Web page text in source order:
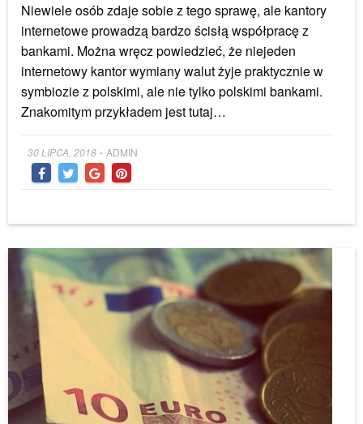
Niewiele osób zdaje sobie z tego sprawę, ale kantory
internetowe prowadzą bardzo ścisłą współpracę z
bankami. Można wręcz powiedzieć, że niejeden
internetowy kantor wymiany walut żyje praktycznie w
symbiozie z polskimi, ale nie tylko polskimi bankami.
Znakomitym przykładem jest tutaj…
Posted
on
30 LIPCA, 2018 • ADMIN